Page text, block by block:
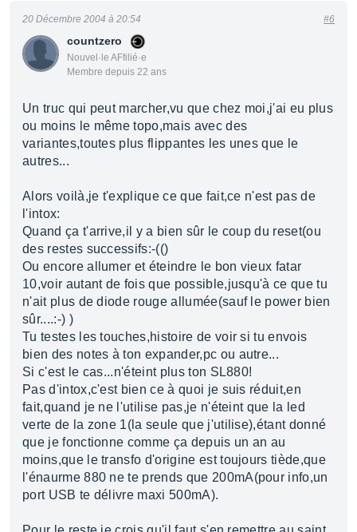
countzero
Nouvel·le AFfilié·e
Membre depuis 22 ans
20 Décembre 2004 à 20:54 #6
Un truc qui peut marcher,vu que chez moi,j'ai eu plus
ou moins le même topo,mais avec des
variantes,toutes plus flippantes les unes que le
autres...
Alors voilà,je t'explique ce que fait,ce n'est pas de
l'intox:
Quand ça t'arrive,il y a bien sûr le coup du reset(ou
des restes successifs:-(()
Ou encore allumer et éteindre le bon vieux fatar
10,voir autant de fois que possible,jusqu'à ce que tu
n'ait plus de diode rouge allumée(sauf le power bien
sûr....:-) )
Tu testes les touches,histoire de voir si tu envois
bien des notes à ton expander,pc ou autre...
Si c'est le cas...n'éteint plus ton SL880!
Pas d'intox,c'est bien ce à quoi je suis réduit,en
fait,quand je ne l'utilise pas,je n'éteint que la led
verte de la zone 1(la seule que j'utilise),étant donné
que je fonctionne comme ça depuis un an au
moins,que le transfo d'origine est toujours tiède,que
l'énaurme 880 ne te prends que 200mA(pour info,un
port USB te délivre maxi 500mA).